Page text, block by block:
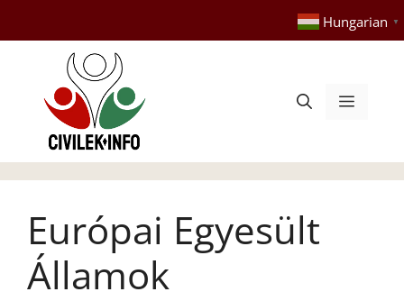
tartalomba
Hungarian ▼
Menü
Európai Egyesült
Államok